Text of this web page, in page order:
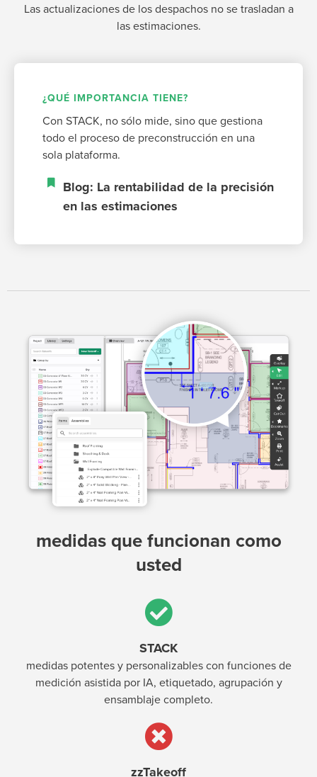
Las actualizaciones de los despachos no se trasladan a
las estimaciones.
¿QUÉ IMPORTANCIA TIENE?
Con STACK, no sólo mide, sino que gestiona
todo el proceso de preconstrucción en una
sola plataforma.
Blog: La rentabilidad de la precisión
en las estimaciones
medidas que funcionan como
usted
STACK
medidas potentes y personalizables con funciones de
medición asistida por IA, etiquetado, agrupación y
ensamblaje completo.
zzTakeoff